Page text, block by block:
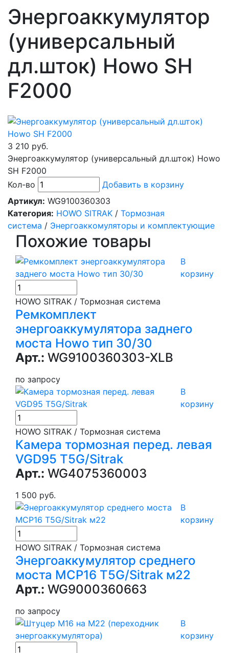
Энергоаккумулятор
(универсальный
дл.шток) Howo SH
F2000
3 210 руб.
Энергоаккумулятор (универсальный дл.шток) Howo
SH F2000
Кол-во
Добавить в корзину
Артикул: WG9100360303
Категория: HOWO SITRAK / Тормозная
система / Энергоаккомуляторы и комплектующие
Похожие товары
В
корзину
HOWO SITRAK / Тормозная система
Ремкомплект
энергоаккумулятора заднего
моста Howo тип 30/30
Арт.: WG9100360303-XLB
по запросу
В
корзину
HOWO SITRAK / Тормозная система
Камера тормозная перед. левая
VGD95 T5G/Sitrak
Арт.: WG4075360003
1 500 руб.
В
корзину
HOWO SITRAK / Тормозная система
Энергоаккумулятор среднего
моста MCP16 T5G/Sitrak м22
Арт.: WG9000360663
по запросу
В
корзину